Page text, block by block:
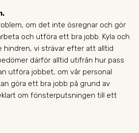
om det inte ösregnar och gör
och utföra ett bra jobb. Kyla och
hindren, vi strävar efter att alltid
därför alltid utifrån hur pass
utföra jobbet, om vår personal
göra ett bra jobb på grund av
om fönsterputsningen till ett